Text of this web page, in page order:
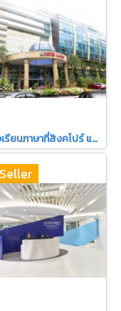
เเพคเกจเรียนภาษาที่สิงคโปร์ แบบเดี่ยว 4 สัปดาห์ MDIS